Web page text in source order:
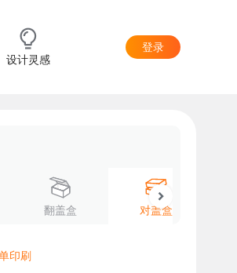
设计灵感
登录
翻盖盒 对盖盒
印刷